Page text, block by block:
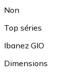
Non
Top séries
Ibanez GIO
Dimensions